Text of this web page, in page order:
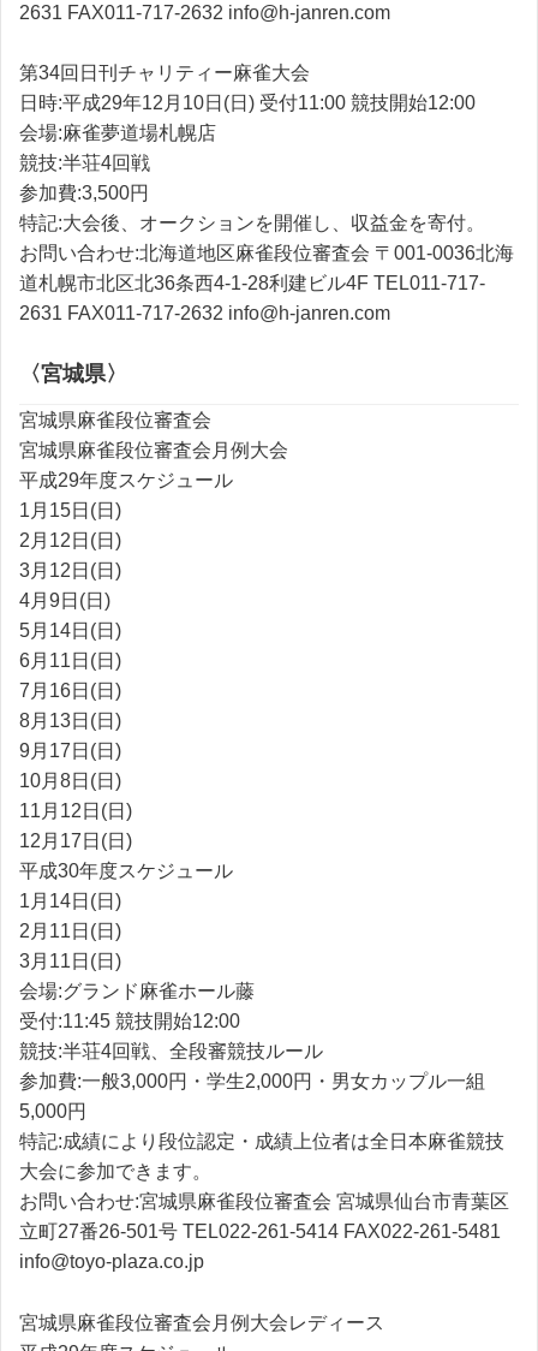
2631 FAX011-717-2632 info@h-janren.com
第34回日刊チャリティー麻雀大会
日時:平成29年12月10日(日) 受付11:00 競技開始12:00
会場:麻雀夢道場札幌店
競技:半荘4回戦
参加費:3,500円
特記:大会後、オークションを開催し、収益金を寄付。
お問い合わせ:北海道地区麻雀段位審査会 〒001-0036北海
道札幌市北区北36条西4-1-28利建ビル4F TEL011-717-
2631 FAX011-717-2632 info@h-janren.com
〈宮城県〉
宮城県麻雀段位審査会
宮城県麻雀段位審査会月例大会
平成29年度スケジュール
1月15日(日)
2月12日(日)
3月12日(日)
4月9日(日)
5月14日(日)
6月11日(日)
7月16日(日)
8月13日(日)
9月17日(日)
10月8日(日)
11月12日(日)
12月17日(日)
平成30年度スケジュール
1月14日(日)
2月11日(日)
3月11日(日)
会場:グランド麻雀ホール藤
受付:11:45 競技開始12:00
競技:半荘4回戦、全段審競技ルール
参加費:一般3,000円・学生2,000円・男女カップル一組
5,000円
特記:成績により段位認定・成績上位者は全日本麻雀競技
大会に参加できます。
お問い合わせ:宮城県麻雀段位審査会 宮城県仙台市青葉区
立町27番26-501号 TEL022-261-5414 FAX022-261-5481
info@toyo-plaza.co.jp
宮城県麻雀段位審査会月例大会レディース